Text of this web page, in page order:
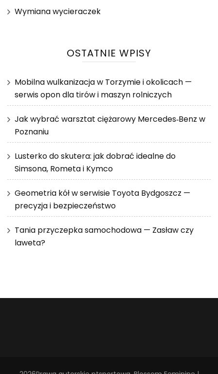
Wymiana wycieraczek
OSTATNIE WPISY
Mobilna wulkanizacja w Torzymie i okolicach —
serwis opon dla tirów i maszyn rolniczych
Jak wybrać warsztat ciężarowy Mercedes‑Benz w
Poznaniu
Lusterko do skutera: jak dobrać idealne do
Simsona, Rometa i Kymco
Geometria kół w serwisie Toyota Bydgoszcz —
precyzja i bezpieczeństwo
Tania przyczepka samochodowa — Zasław czy
laweta?